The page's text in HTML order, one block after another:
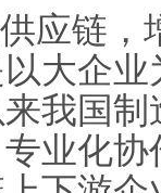
应链，
大企
我国
业化